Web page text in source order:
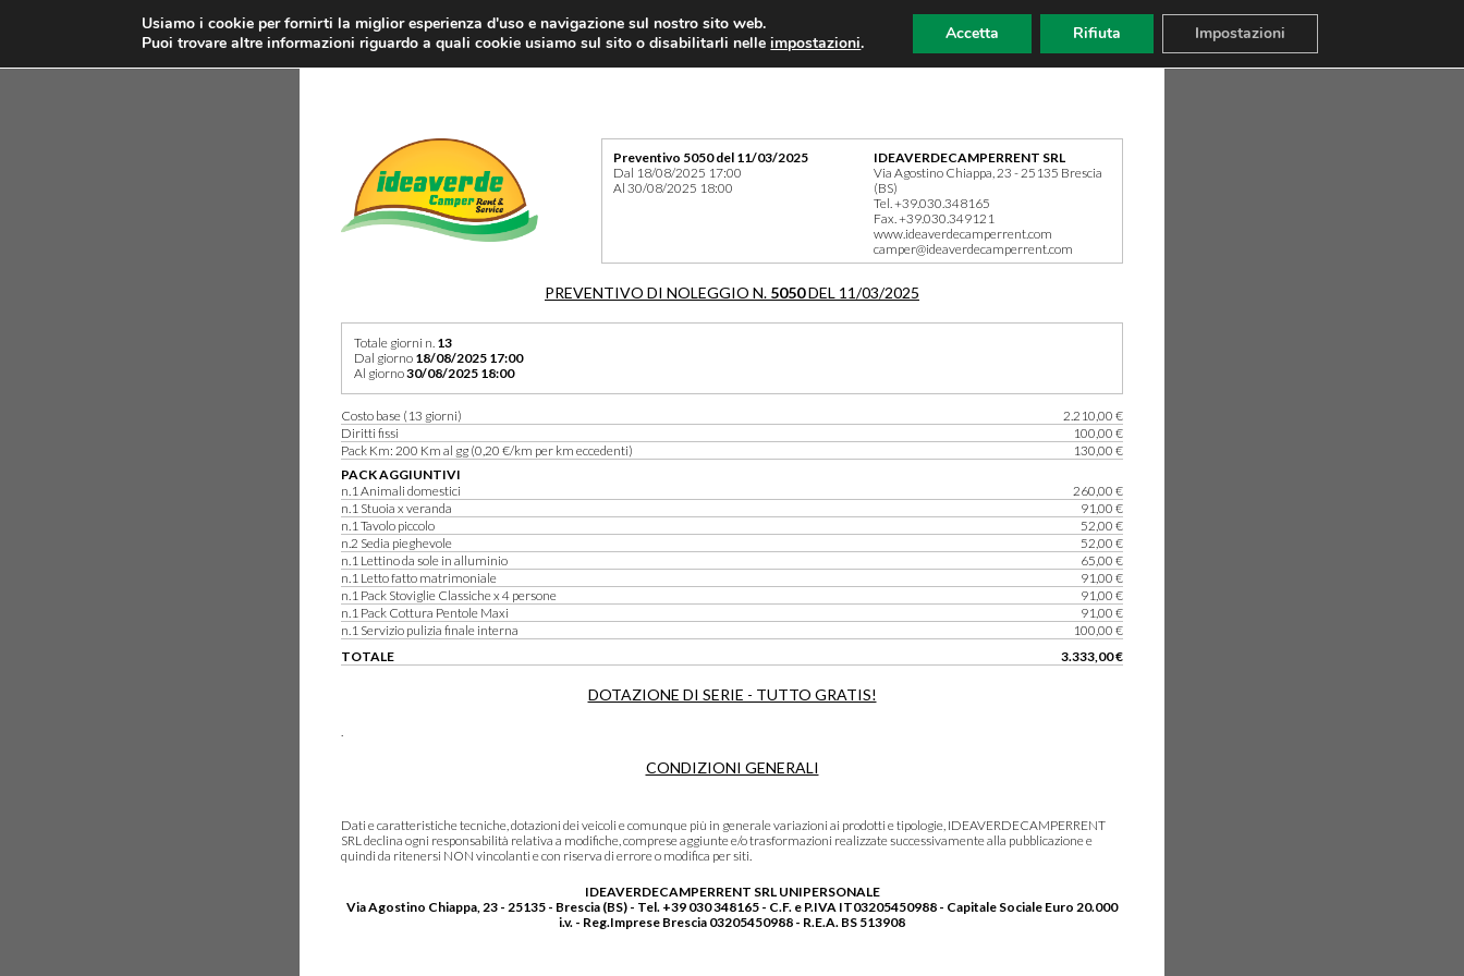
IDEAVERDECAMPERRENT SRL
Via Agostino Chiappa, 23 - 25135 Brescia
(BS)
Tel. +39.030.348165
Fax. +39.030.349121
www.ideaverdecamperrent.com
camper@ideaverdecamperrent.com
Preventivo 5050 del 11/03/2025
Dal 18/08/2025 17:00
Al 30/08/2025 18:00
PREVENTIVO DI NOLEGGIO N. 5050DEL 11/03/2025
Totale giorni n. 13
Dal giorno 18/08/2025 17:00
Al giorno30/08/2025 18:00
Costo base (13 giorni)
2.210,00 €
Diritti fissi
100,00 €
Pack Km: 200 Km al gg (0,20 €/km per km eccedenti)
130,00 €
PACK AGGIUNTIVI
n.1 Animali domestici
260,00 €
n.1 Stuoia x veranda
91,00 €
n.1 Tavolo piccolo
52,00 €
n.2 Sedia pieghevole
52,00 €
n.1 Lettino da sole in alluminio
65,00 €
n.1 Letto fatto matrimoniale
91,00 €
n.1 Pack Stoviglie Classiche x 4 persone
91,00 €
n.1 Pack Cottura Pentole Maxi
91,00 €
n.1 Servizio pulizia finale interna
100,00 €
TOTALE
3.333,00 €
DOTAZIONE DI SERIE - TUTTO GRATIS!
CONDIZIONI GENERALI
Dati e caratteristiche tecniche, dotazioni dei veicoli e comunque più in generale variazioni ai prodotti e tipologie, IDEAVERDECAMPERRENT
SRL declina ogni responsabilità relativa a modifiche, comprese aggiunte e/o trasformazioni realizzate successivamente alla pubblicazione e
quindi da ritenersi NON vincolanti e con riserva di errore o modifica per siti.
IDEAVERDECAMPERRENT SRL UNIPERSONALE
Via Agostino Chiappa, 23 - 25135 - Brescia (BS) - Tel. +39 030 348165 - C.F. e P.IVA IT03205450988 - Capitale Sociale Euro 20.000
i.v. - Reg.Imprese Brescia 03205450988 - R.E.A. BS 513908
Usiamo i cookie per fornirti la miglior esperienza d'uso e navigazione sul nostro sito web.
Puoi trovare altre informazioni riguardo a quali cookie usiamo sul sito o disabilitarli nelleimpostazioni. Accetta Rifiuta Impostazioni